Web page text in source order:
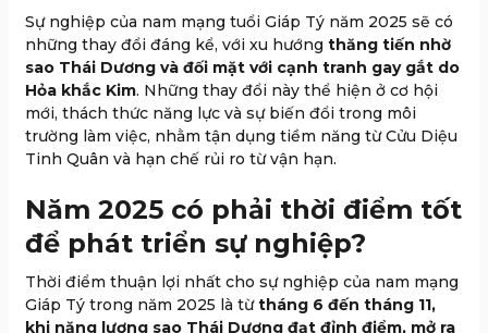
Sự nghiệp của nam mạng tuổi Giáp Tý năm 2025 sẽ có
những thay đổi đáng kể, với xu hướng thăng tiến nhờ
sao Thái Dương và đối mặt với cạnh tranh gay gắt do
Hỏa khắc Kim. Những thay đổi này thể hiện ở cơ hội
mới, thách thức năng lực và sự biến đổi trong môi
trường làm việc, nhằm tận dụng tiềm năng từ Cửu Diệu
Tinh Quân và hạn chế rủi ro từ vận hạn.
Năm 2025 có phải thời điểm tốt
để phát triển sự nghiệp?
Thời điểm thuận lợi nhất cho sự nghiệp của nam mạng
Giáp Tý trong năm 2025 là từtháng 6 đến tháng 11,
khi năng lượng sao Thái Dương đạt đỉnh điểm, mở ra